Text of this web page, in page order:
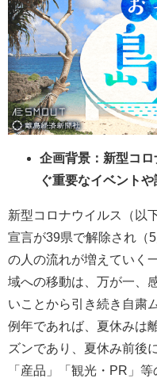
企画背景：新型コ
ぐ重要なイベント
新型コロナウイルス（以
宣言が39県で解除され（
の人の流れが増えていく
域への移動は、万が一、
いことから引き続き自粛
例年であれば、夏休みは
ズンであり、夏休み前後
「産品」「観光・PR」